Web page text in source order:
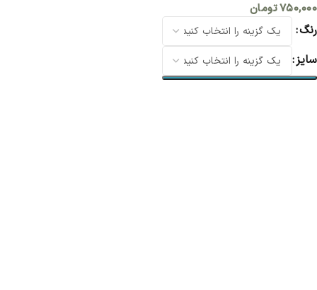
۷۵۰,۰۰۰تومان
رنگ
سایز